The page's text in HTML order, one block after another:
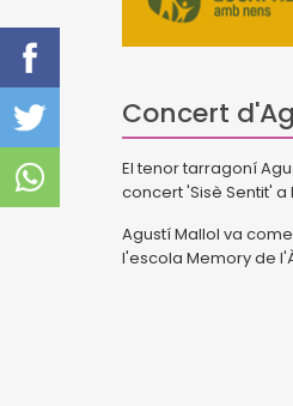
Concert
El tenor tarragoní
concert 'Sisè Sentit'
Agustí Mallol va
l'escola Memory de